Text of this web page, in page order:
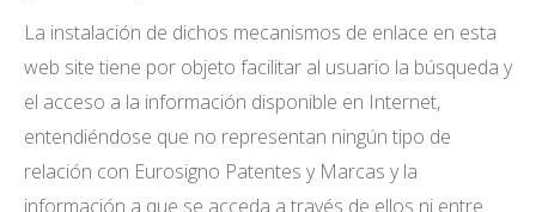
La instalación de dichos mecanismos de enlace en esta
web site tiene por objeto facilitar al usuario la búsqueda y
el acceso a la información disponible en Internet,
entendiéndose que no representan ningún tipo de
relación con Eurosigno Patentes y Marcas y la
información a que se acceda a través de ellos ni entre